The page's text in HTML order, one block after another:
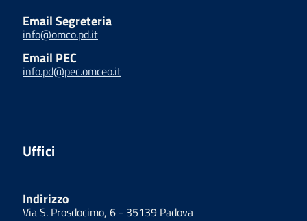
Email Segreteria
info@omco.pd.it
Email PEC
info.pd@pec.omceo.it
Uffici
Indirizzo
Via S. Prosdocimo, 6 - 35139 Padova